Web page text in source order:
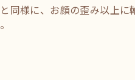
同様に、お顔の歪み以上